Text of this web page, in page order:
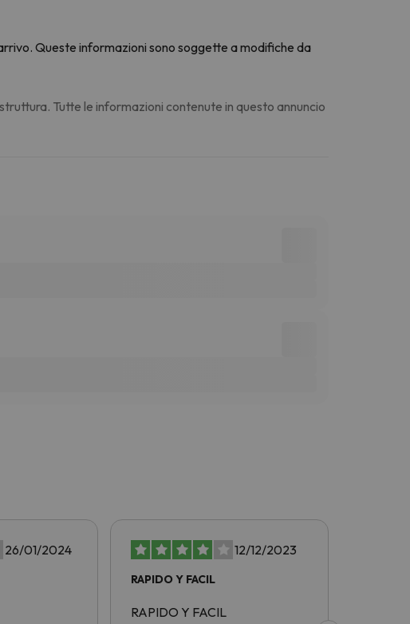
Queste informazioni sono soggette a modifiche da
Tutte le informazioni contenute in questo annuncio
26/01/2024 12/12/2023
RAPIDO Y FACIL
RAPIDO Y FACIL